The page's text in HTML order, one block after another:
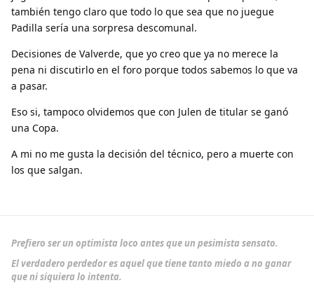
también tengo claro que todo lo que sea que no juegue
Padilla sería una sorpresa descomunal.
Decisiones de Valverde, que yo creo que ya no merece la
pena ni discutirlo en el foro porque todos sabemos lo que va
a pasar.
Eso si, tampoco olvidemos que con Julen de titular se ganó
una Copa.
A mi no me gusta la decisión del técnico, pero a muerte con
los que salgan.
Prefiero ser un optimista loco antes que un pesimista sensato.
El verdadero perdedor es aquel que tiene tanto miedo a no ganar
que ni siquiera lo intenta.